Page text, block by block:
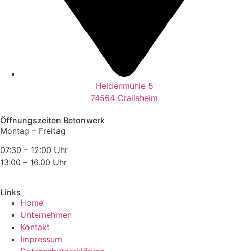
Heldenmühle 5
74564 Crailsheim
Öffnungszeiten Betonwerk
Montag – Freitag
07:30 – 12:00 Uhr
13:00 – 16.00 Uhr
Links
Home
Unternehmen
Kontakt
Impressum